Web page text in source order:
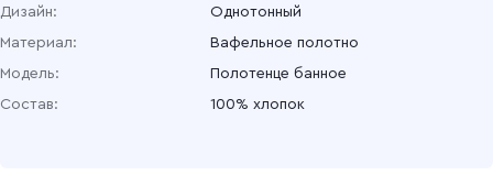
Дизайн:
Однотонный
Материал:
Вафельное полотно
Модель:
Полотенце банное
Состав:
100% хлопок